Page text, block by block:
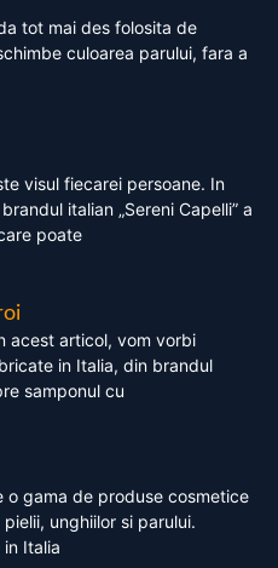
tot mai des folosita de
culoarea parului, fara a
visul fiecarei persoane. In
italian „Sereni Capelli” a
poate
acest articol, vom vorbi
in Italia, din brandul
samponul cu
o gama de produse cosmetice
unghiilor si parului.
Italia